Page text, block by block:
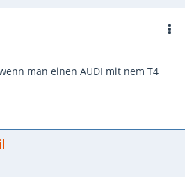
man einen AUDI mit nem T4